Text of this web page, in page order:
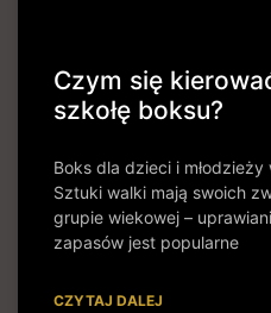
Czym się
szkołę boksu?
Boks dla dzieci i
Sztuki walki mają swoich
grupie wiekowej –
zapasów jest popularne
CZYTAJ DALEJ